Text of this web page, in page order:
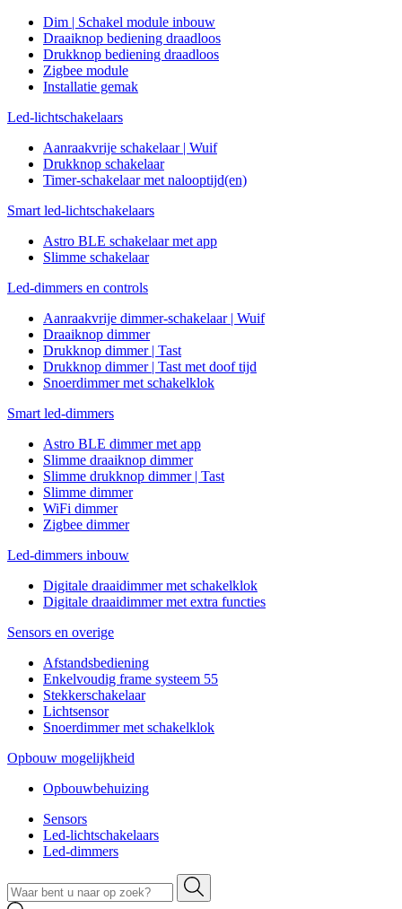
Dim | Schakel module inbouw
Draaiknop bediening draadloos
Drukknop bediening draadloos
Zigbee module
Installatie gemak
Led-lichtschakelaars
Aanraakvrije schakelaar | Wuif
Drukknop schakelaar
Timer-schakelaar met nalooptijd(en)
Smart led-lichtschakelaars
Astro BLE schakelaar met app
Slimme schakelaar
Led-dimmers en controls
Aanraakvrije dimmer-schakelaar | Wuif
Draaiknop dimmer
Drukknop dimmer | Tast
Drukknop dimmer | Tast met doof tijd
Snoerdimmer met schakelklok
Smart led-dimmers
Astro BLE dimmer met app
Slimme draaiknop dimmer
Slimme drukknop dimmer | Tast
Slimme dimmer
WiFi dimmer
Zigbee dimmer
Led-dimmers inbouw
Digitale draaidimmer met schakelklok
Digitale draaidimmer met extra functies
Sensors en overige
Afstandsbediening
Enkelvoudig frame systeem 55
Stekkerschakelaar
Lichtsensor
Snoerdimmer met schakelklok
Opbouw mogelijkheid
Opbouwbehuizing
Sensors
Led-lichtschakelaars
Led-dimmers